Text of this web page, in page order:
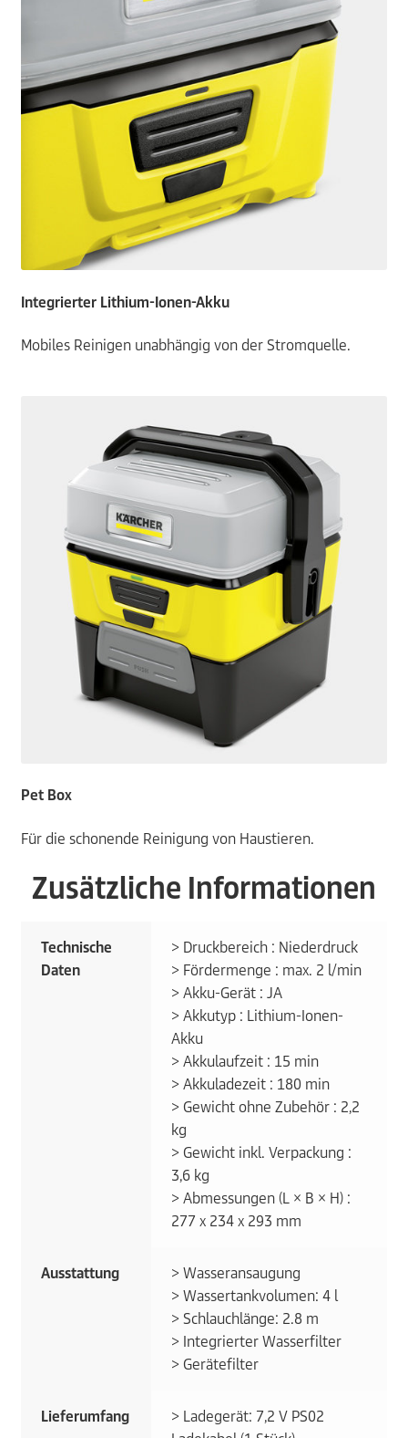
Integrierter Lithium-Ionen-Akku
Mobiles Reinigen unabhängig von der Stromquelle.
Pet Box
Für die schonende Reinigung von Haustieren.
Zusätzliche Informationen
Technische
Daten
> Druckbereich : Niederdruck
> Fördermenge : max. 2 l/min
> Akku-Gerät : JA
> Akkutyp : Lithium-Ionen-
Akku
> Akkulaufzeit : 15 min
> Akkuladezeit : 180 min
> Gewicht ohne Zubehör : 2,2
kg
> Gewicht inkl. Verpackung :
3,6 kg
> Abmessungen (L × B × H) :
277 x 234 x 293 mm
Ausstattung
> Wasseransaugung
> Wassertankvolumen: 4 l
> Schlauchlänge: 2.8 m
> Integrierter Wasserfilter
> Gerätefilter
Lieferumfang
> Ladegerät: 7,2 V PS02